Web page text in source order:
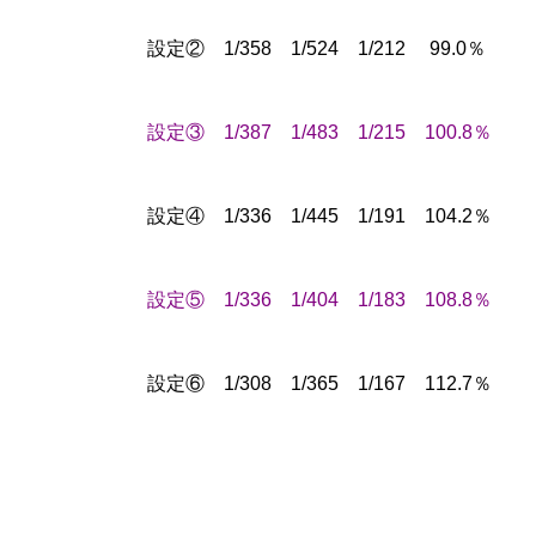
工事中
設定② 1/358 1/524 1/212 99.0％
設定③ 1/387 1/483 1/215 100.8％
設定④ 1/336 1/445 1/191 104.2％
設定⑤ 1/336 1/404 1/183 108.8％
設定⑥ 1/308 1/365 1/167 112.7％